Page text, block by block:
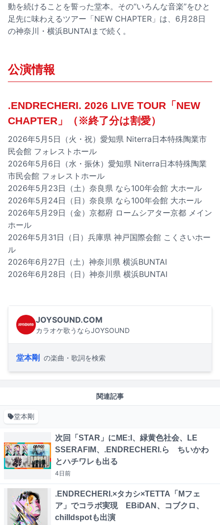
動を続けることを誓った堂本。その“いろんな音楽”をひと
足先に味わえるツアー「NEW CHAPTER」は、6月28日
の神奈川・横浜BUNTAIまで続く。
公演情報
.ENDRECHERI. 2026 LIVE TOUR「NEW
CHAPTER」（※終了分は割愛）
2026年5月5日（火・祝）愛知県 Niterra日本特殊陶業市
民会館 フォレストホール
2026年5月6日（水・振休）愛知県 Niterra日本特殊陶業
市民会館 フォレストホール
2026年5月23日（土）奈良県 なら100年会館 大ホール
2026年5月24日（日）奈良県 なら100年会館 大ホール
2026年5月29日（金）京都府 ロームシアター京都 メイン
ホール
2026年5月31日（日）兵庫県 神戸国際会館 こくさいホー
ル
2026年6月27日（土）神奈川県 横浜BUNTAI
2026年6月28日（日）神奈川県 横浜BUNTAI
JOYSOUND.COM
カラオケ歌うならJOYSOUND
堂本剛 の楽曲・歌詞を検索
関連記事
堂本剛
次回「STAR」にME:I、緑黄色社会、LE
SSERAFIM、.ENDRECHERI.ら ちいかわ
とハチワレも出る
4日前
.ENDRECHERI.×タカシ×TETTA「Mフェ
ア」でコラボ実現 EBiDAN、コブクロ、
chilldspotも出演